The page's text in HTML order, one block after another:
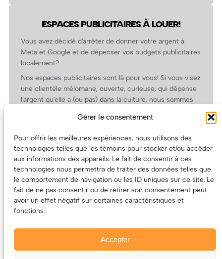
Gérer le consentement
Pour offrir les meilleures expériences, nous utilisons des
technologies telles que les témoins pour stocker et/ou accéder
aux informations des appareils. Le fait de consentir à ces
technologies nous permettra de traiter des données telles que
le comportement de navigation ou les ID uniques sur ce site. Le
fait de ne pas consentir ou de retirer son consentement peut
avoir un effet négatif sur certaines caractéristiques et
fonctions.
Accepter
ESPACES PUBLICITAIRES À LOUER!
Vous avez décidé d’arrêter de donner votre argent à
Meta et Google et de dépenser vos budgets publicitaires
localement?
Nos espaces publicitaires sont là pour vous! Si vous visez
une clientèle mélomane, ouverte, curieuse, qui dépense
l’argent qu’elle a (ou pas) dans la culture, nous sommes
revient.
(Oui, on va avoir des tarifs spéciaux pour vous, les
artistes!)